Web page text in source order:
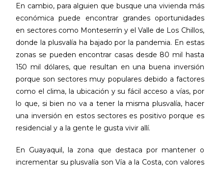
En cambio, para alguien que busque una vivienda más
económica puede encontrar grandes oportunidades
en sectores como Monteserrín y el Valle de Los Chillos,
donde la plusvalía ha bajado por la pandemia. En estas
zonas se pueden encontrar casas desde 80 mil hasta
150 mil dólares, que resultan en una buena inversión
porque son sectores muy populares debido a factores
como el clima, la ubicación y su fácil acceso a vías, por
lo que, si bien no va a tener la misma plusvalía, hacer
una inversión en estos sectores es positivo porque es
residencial y a la gente le gusta vivir allí.
En Guayaquil, la zona que destaca por mantener o
incrementar su plusvalía son Vía a la Costa, con valores